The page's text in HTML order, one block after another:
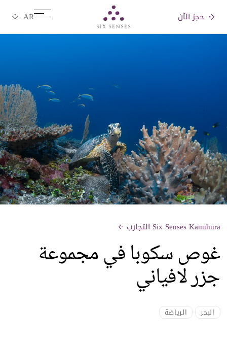
حجز الآن
Six Senses Kanuhura التجارب
غوص سكوبا في مجموعة
جزر لافياني
البحر الرياضة